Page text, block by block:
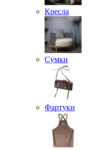
Кресла
Сумки
Фартуки